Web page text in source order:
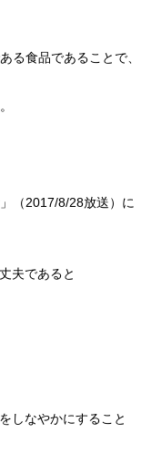
る食品であることで、
（2017/8/28放送）に
夫であると
しなやかにすること